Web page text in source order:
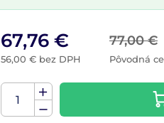
77,00 €
Pôvodná
67,76 €
56,00 € bez DPH